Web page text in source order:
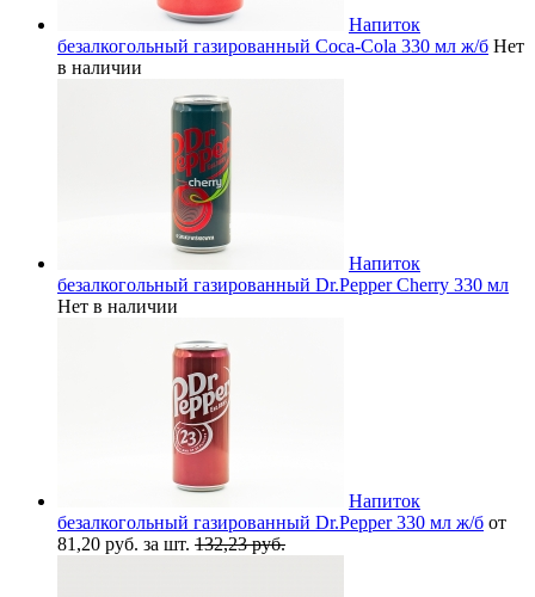
Напиток
безалкогольный газированный Coca-Cola 330 мл ж/б Нет
в наличии
Напиток
безалкогольный газированный Dr.Pepper Cherry 330 мл
Нет в наличии
Напиток
безалкогольный газированный Dr.Pepper 330 мл ж/б от
81,20 руб. за шт. 132,23 руб.